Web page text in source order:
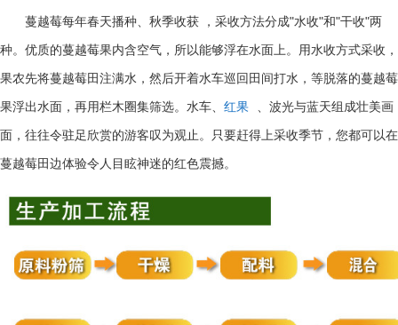
蔓越莓每年春天播种、秋季收获 ，采收方法分成"水收"和"干收"两
种。优质的蔓越莓果内含空气，所以能够浮在水面上。用水收方式采收，
果农先将蔓越莓田注满水，然后开着水车巡回田间打水，等脱落的蔓越莓
果浮出水面，再用栏木圈集筛选。水车、 红果 、波光与蓝天组成壮美画
面，往往令驻足欣赏的游客叹为观止。只要赶得上采收季节，您都可以在
蔓越莓田边体验令人目眩神迷的红色震撼。